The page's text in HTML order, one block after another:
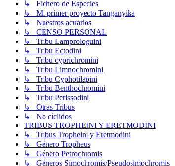
↳ Fichero de Especies
↳ Mi primer proyecto Tanganyika
↳ Nuestros acuarios
↳ CENSO PERSONAL
↳ Tribu Lamprologuini
↳ Tribu Ectodini
↳ Tribu cyprichromini
↳ Tribu Limnochromini
↳ Tribu Cyphotilapini
↳ Tribu Benthochromini
↳ Tribu Perissodini
↳ Otras Tribus
↳ No cíclidos
TRIBUS TROPHEINI Y ERETMODINI
↳ Tribus Tropheini y Eretmodini
↳ Género Tropheus
↳ Género Petrochromis
↳ Géneros Simochromis/Pseudosimochromis